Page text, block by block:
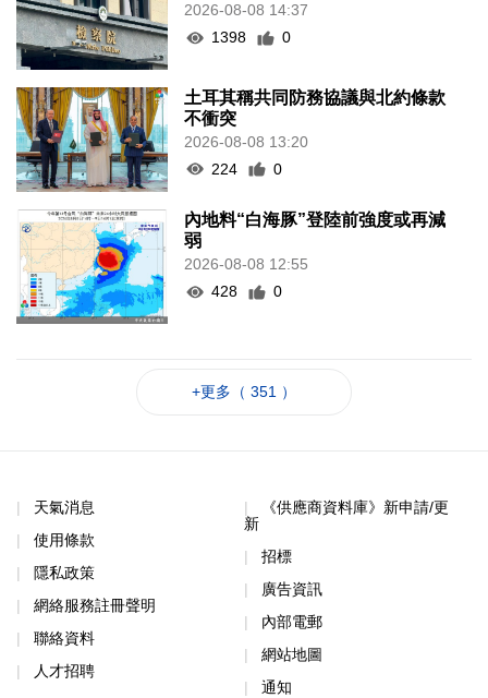
2026-08-08 14:37
1398
0
土耳其稱共同防務協議與北約條款
不衝突
2026-08-08 13:20
224
0
內地料“白海豚”登陸前強度或再減
弱
2026-08-08 12:55
428
0
+更多（ 351 ）
天氣消息
使用條款
隱私政策
網絡服務註冊聲明
聯絡資料
人才招聘
《供應商資料庫》新申請/更
新
招標
廣告資訊
內部電郵
網站地圖
通知